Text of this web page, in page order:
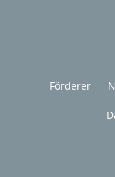
Förderer